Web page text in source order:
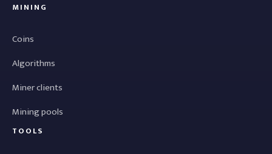
MINING
Coins
Algorithms
Miner clients
Mining pools
TOOLS